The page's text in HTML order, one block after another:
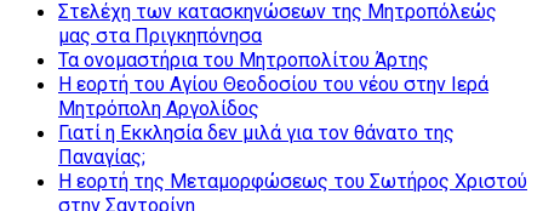
Στελέχη των κατασκηνώσεων της Μητροπόλεώς
μας στα Πριγκηπόνησα
Τα ονομαστήρια του Μητροπολίτου Άρτης
Η εορτή του Αγίου Θεοδοσίου του νέου στην Ιερά
Μητρόπολη Αργολίδος
Γιατί η Εκκλησία δεν μιλά για τον θάνατο της
Παναγίας;
Η εορτή της Μεταμορφώσεως του Σωτήρος Χριστού
στην Σαντορίνη